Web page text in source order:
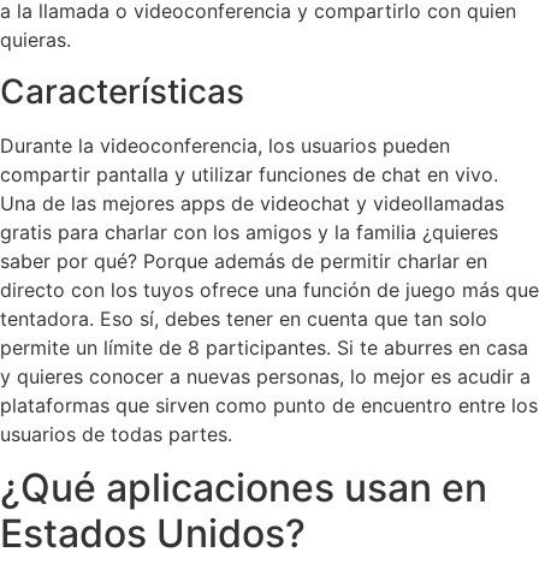
a la llamada o videoconferencia y compartirlo con quien
quieras.
Características
Durante la videoconferencia, los usuarios pueden
compartir pantalla y utilizar funciones de chat en vivo.
Una de las mejores apps de videochat y videollamadas
gratis para charlar con los amigos y la familia ¿quieres
saber por qué? Porque además de permitir charlar en
directo con los tuyos ofrece una función de juego más que
tentadora. Eso sí, debes tener en cuenta que tan solo
permite un límite de 8 participantes. Si te aburres en casa
y quieres conocer a nuevas personas, lo mejor es acudir a
plataformas que sirven como punto de encuentro entre los
usuarios de todas partes.
¿Qué aplicaciones usan en
Estados Unidos?